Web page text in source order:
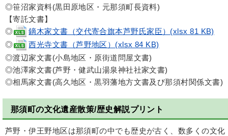
◎笹沼家資料(黒田原地区・元那須町長資料)
【寄託文書】
◎
鏑木家文書（交代寄合旗本芦野氏家臣）(xlsx 81 KB)
◎
西光寺文書（芦野地区）(xlsx 84 KB)
◎渡辺家文書(小島地区・原街道問屋文書)
◎池澤家文書(芦野・健武山湯泉神社社家文書)
◎相馬家文書(高久地区・黒羽藩地方文書及び那須村関係文書)
那須町の文化遺産散策/歴史解説プリント
芦野・伊王野地区は那須町の中でも歴史が古く、数多くの文化